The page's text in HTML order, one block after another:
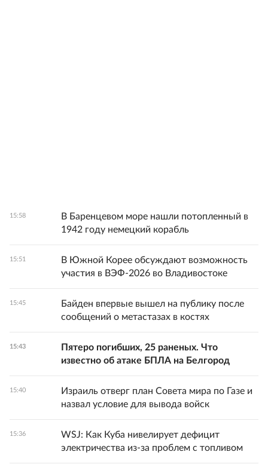
15:58
В Баренцевом море нашли потопленный в
1942 году немецкий корабль
15:51
В Южной Корее обсуждают возможность
участия в ВЭФ-2026 во Владивостоке
15:45
Байден впервые вышел на публику после
сообщений о метастазах в костях
15:43
Пятеро погибших, 25 раненых. Что
известно об атаке БПЛА на Белгород
15:40
Израиль отверг план Совета мира по Газе и
назвал условие для вывода войск
15:36
WSJ: Как Куба нивелирует дефицит
электричества из-за проблем с топливом